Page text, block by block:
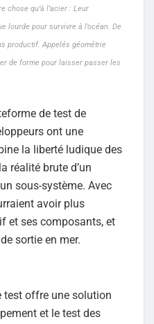
chose qu’à l’acier : Leur
lourde pour survivre à l’océan. De
productif. Appelés géométrie
de forme pour laisser passer les
de test de
ont une
la liberté ludique des
réalité brute d’un
sous-système. Avec
avoir plus
et ses composants, et
sortie en mer.
test offre une solution
et le test des